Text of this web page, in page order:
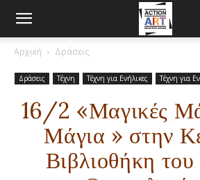
Αρχική Δράσεις
Δράσεις Τέχνη Τέχνη για Ενήλικες Τέχνη για
16/2 «Μαγικές
Μάγια » στην
Βιβλιοθήκη